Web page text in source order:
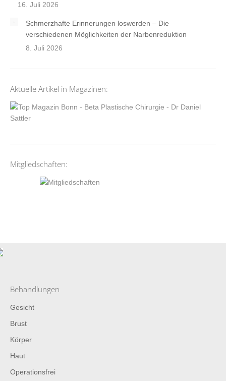
16. Juli 2026
Schmerzhafte Erinnerungen loswerden – Die
verschiedenen Möglichkeiten der Narbenreduktion
8. Juli 2026
Aktuelle Artikel in Magazinen:
Mitgliedschaften:
Behandlungen
Gesicht
Brust
Körper
Haut
Operationsfrei